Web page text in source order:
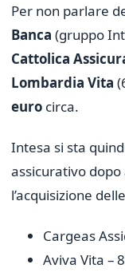
Per non parlare
Banca (gruppo
Cattolica
Lombardia Vita
euro circa.
Intesa si sta
assicurativo
l’acquisizione delle
Cargeas
Aviva Vita –